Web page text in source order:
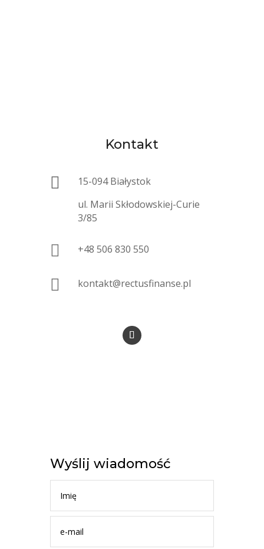
Kontakt

15-094 Białystok
ul. Marii Skłodowskiej-Curie
3/85
 +48 506 830 550
 kontakt@rectusfinanse.pl
Wyślij wiadomość